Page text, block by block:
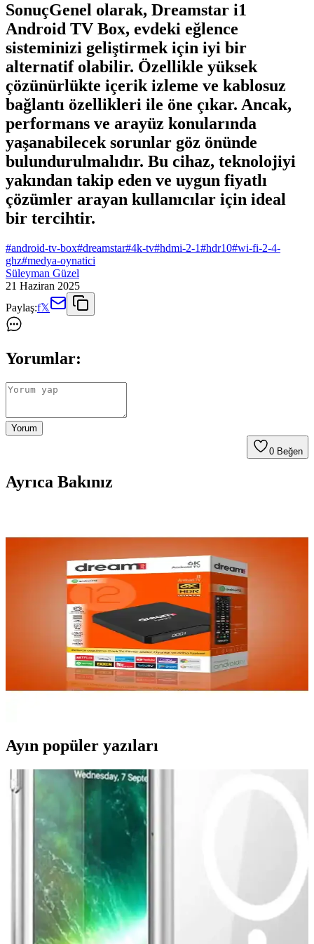
SonuçGenel olarak, Dreamstar i1
Android TV Box, evdeki eğlence
sisteminizi geliştirmek için iyi bir
alternatif olabilir. Özellikle yüksek
çözünürlükte içerik izleme ve kablosuz
bağlantı özellikleri ile öne çıkar. Ancak,
performans ve arayüz konularında
yaşanabilecek sorunlar göz önünde
bulundurulmalıdır. Bu cihaz, teknolojiyi
yakından takip eden ve uygun fiyatlı
çözümler arayan kullanıcılar için ideal
bir tercihtir.
#android-tv-box#dreamstar#4k-tv#hdmi-2-1#hdr10#wi-fi-2-4-
ghz#medya-oynatici
Süleyman Güzel
21 Haziran 2025
Paylaş:f𝕏
Yorumlar:
Yorum
0 Beğen
Ayrıca Bakınız
Karşılaştırması
İki popüler Android TV Box olan Botech Wzone 4K ve Dreamstar
I4'ün özellikleri, performansları ve kullanıcı yorumlarıyla detaylı
karşılaştırması.
Dreamstar i1 Android TV Box ile Ev Eğlencesini
Yükseltin Yüksek Performans ve Gelişmiş Görüntü
Dreamstar i1 Android TV Box, 4K ve HDR desteğiyle yüksek
kaliteli görüntü sunar, hızlı işlemcisi ve çeşitli bağlantı seçenekleriyle
Ayın popüler yazıları